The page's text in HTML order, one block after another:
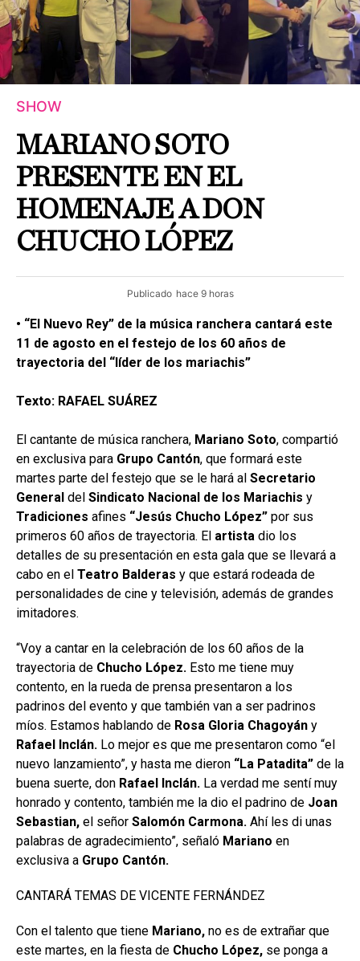
SHOW
MARIANO SOTO
PRESENTE EN EL
HOMENAJE A DON
CHUCHO LÓPEZ
Publicado hace 9 horas
• “El Nuevo Rey” de la música ranchera cantará este
11 de agosto en el festejo de los 60 años de
trayectoria del “líder de los mariachis”
Texto: RAFAEL SUÁREZ
El cantante de música ranchera, Mariano Soto, compartió
en exclusiva para Grupo Cantón, que formará este
martes parte del festejo que se le hará al Secretario
General del Sindicato Nacional de los Mariachis y
Tradiciones afines “Jesús Chucho López” por sus
primeros 60 años de trayectoria. El artista dio los
detalles de su presentación en esta gala que se llevará a
cabo en el Teatro Balderas y que estará rodeada de
personalidades de cine y televisión, además de grandes
imitadores.
“Voy a cantar en la celebración de los 60 años de la
trayectoria de Chucho López. Esto me tiene muy
contento, en la rueda de prensa presentaron a los
padrinos del evento y que también van a ser padrinos
míos. Estamos hablando de Rosa Gloria Chagoyán y
Rafael Inclán. Lo mejor es que me presentaron como “el
nuevo lanzamiento”, y hasta me dieron “La Patadita” de la
buena suerte, don Rafael Inclán. La verdad me sentí muy
honrado y contento, también me la dio el padrino de Joan
Sebastian, el señor Salomón Carmona. Ahí les di unas
palabras de agradecimiento”, señaló Mariano en
exclusiva a Grupo Cantón.
CANTARÁ TEMAS DE VICENTE FERNÁNDEZ
Con el talento que tiene Mariano, no es de extrañar que
este martes, en la fiesta de Chucho López, se ponga a